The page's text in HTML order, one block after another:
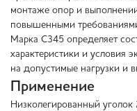
монтаже опор и
повышенными
Марка С345 определяет
характеристики и условия
на допустимые нагрузки и
Применение
Низколегированный